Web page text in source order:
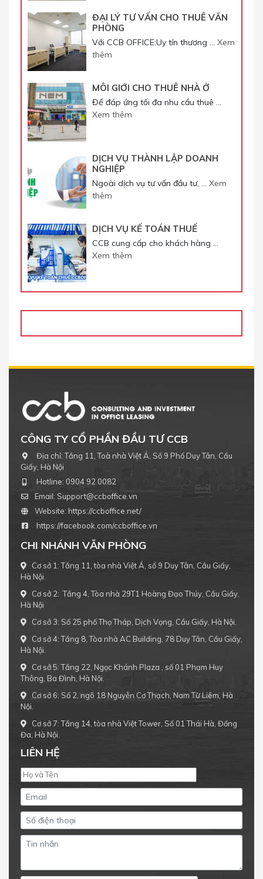
ĐẠI LÝ TƯ VẤN CHO THUÊ VĂN
PHÒNG
Với CCB OFFICE:Uy tín thương … Xem
thêm
MÔI GIỚI CHO THUÊ NHÀ Ở
Để đáp ứng tối đa nhu cầu thuê …
Xem thêm
DỊCH VỤ THÀNH LẬP DOANH
NGHIỆP
Ngoài dịch vụ tư vấn đầu tư, … Xem
thêm
DỊCH VỤ KẾ TOÁN THUẾ
CCB cung cấp cho khách hàng …
Xem thêm
CÔNG TY CỔ PHẦN ĐẦU TƯ CCB
Địa chỉ:Tầng 11, Toà nhà Việt Á, Số 9 Phố Duy Tân, Cầu
Giấy, Hà Nội
Hotline: 0904 92 0082
Email: Support@ccboffice.vn
Website: https://ccboffice.net/
https://facebook.com/ccboffice.vn
CHI NHÁNH VĂN PHÒNG
Cơ sở 1: Tầng 11, tòa nhà Việt Á, số 9 Duy Tân, Cầu Giấy,
Hà Nội.
Cơ sở 2: Tầng 4, Tòa nhà 29T1 Hoàng Đạo Thúy, Cầu Giấy,
Hà Nội
Cơ sở 3: Số 25 phố Thọ Tháp, Dịch Vọng, Cầu Giấy, Hà Nội.
Cơ sở 4: Tầng 8, Tòa nhà AC Building, 78 Duy Tân, Cầu Giấy,
Hà Nội.
Cơ sở 5: Tầng 22, Ngọc Khánh Plaza , số 01 Phạm Huy
Thông, Ba Đình, Hà Nội.
Cơ sở 6: Số 2, ngõ 18 Nguyễn Cơ Thạch, Nam Từ Liêm, Hà
Nội.
Cơ sở 7: Tầng 14, tòa nhà Việt Tower, Số 01 Thái Hà, Đống
Đa, Hà Nội.
LIÊN HỆ